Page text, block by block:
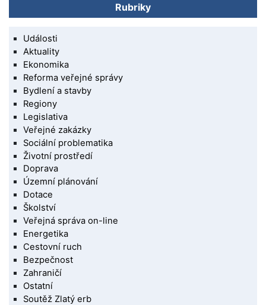
Rubriky
Události
Aktuality
Ekonomika
Reforma veřejné správy
Bydlení a stavby
Regiony
Legislativa
Veřejné zakázky
Sociální problematika
Životní prostředí
Doprava
Územní plánování
Dotace
Školství
Veřejná správa on-line
Energetika
Cestovní ruch
Bezpečnost
Zahraničí
Ostatní
Soutěž Zlatý erb